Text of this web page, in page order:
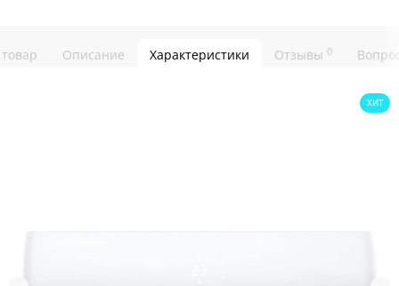
Описание Характеристики Отзывы 0
ХИТ